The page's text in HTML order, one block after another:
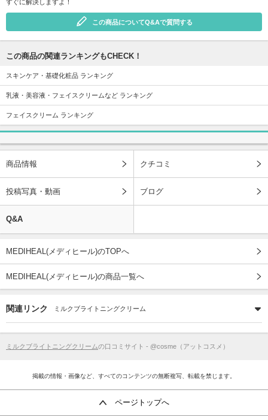
すぐに解決しますよ！
この商品についてQ&Aで質問する
この商品の関連ランキングもCHECK！
スキンケア・基礎化粧品 ランキング
乳液・美容液・フェイスクリームなど ランキング
フェイスクリーム ランキング
商品情報 クチコミ
投稿写真・動画 ブログ
Q&A
MEDIHEAL(メディヒール)のTOPへ
MEDIHEAL(メディヒール)の商品一覧へ
関連リンク ミルクブライトニングクリーム
ミルクブライトニングクリームの口コミサイト - @cosme（アットコスメ）
掲載の情報・画像など、すべてのコンテンツの無断複写、転載を禁じます。
ページトップへ